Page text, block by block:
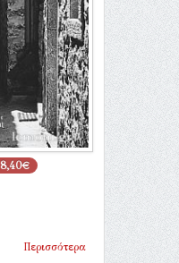
8,40€
Περισσότερα